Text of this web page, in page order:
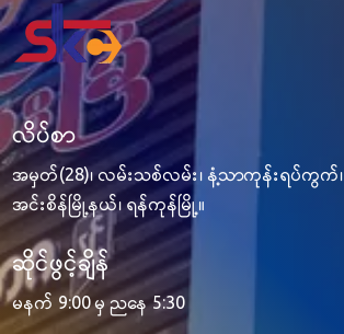
လိပ်စာ
အမှတ်(28)၊ လမ်းသစ်လမ်း၊ နံ့သာကုန်းရပ်ကွက်၊
အင်းစိန်မြို့နယ်၊ ရန်ကုန်မြို့။
ဆိုင်ဖွင့်ချိန်
မနက် 9:00 မှ ညနေ 5:30